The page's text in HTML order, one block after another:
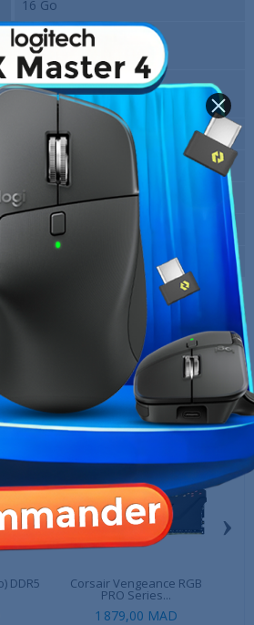
16 Go
3200 Mhz
1
CL16
1.35 Volts
Ordinateur de bureau
TeamGroup
DANS LA MÊME
DDR5 Corsair Vengeance RGB
PRO Series...
1 879,00 MAD
›